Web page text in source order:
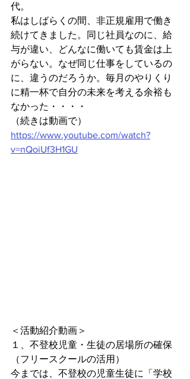
代。
私はしばらくの間、非正規雇用で働き
続けてきました。同じ社員なのに、給
与が違い、どんなに働いても賃金は上
がらない。なぜ同じ仕事をしているの
に、違うのだろうか。毎月のやりくり
に精一杯で自分の未来を考える余裕も
なかった・・・・
（続きは動画で）
https://www.youtube.com/watch?
v=nQoiUf3H1GU
＜活動紹介動画＞
１、不登校児童・生徒の居場所の確保
（フリースクールの活用）
今までは、不登校の児童生徒に「学校